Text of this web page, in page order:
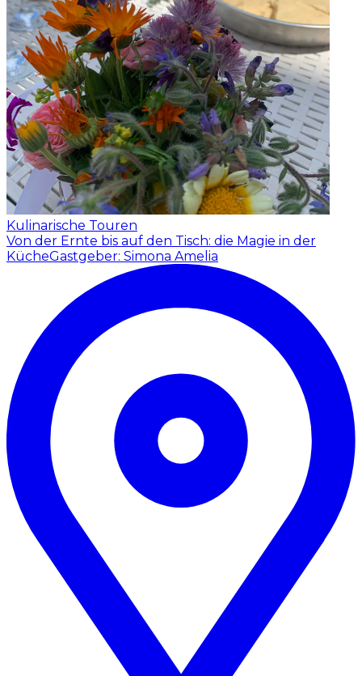
Kulinarische Touren
Von der Ernte bis auf den Tisch: die Magie in der
KücheGastgeber: Simona Amelia